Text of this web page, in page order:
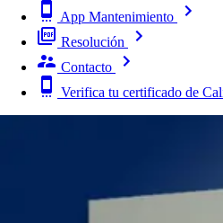
App Mantenimiento
Resolución
Contacto
Verifica tu certificado de